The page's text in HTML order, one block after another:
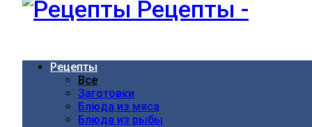
Рецепты -
Рецепты
Все
Заготовки
Блюда из мяса
Блюда из рыбы